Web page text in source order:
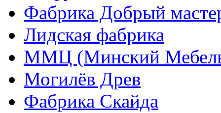
Фабрика Добрый
Лидская фабрика
ММЦ (Минский
Могилёв Древ
Фабрика Скайда